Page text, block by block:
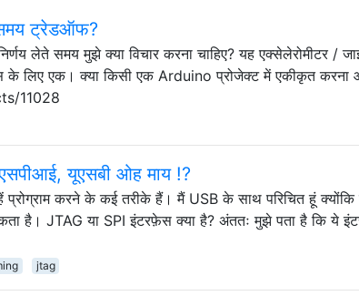
ट्रेडऑफ?
लेते समय मुझे क्या विचार करना चाहिए? यह एक्सेलेरोमीटर /
के लिए एक। क्या किसी एक Arduino प्रोजेक्ट में एकीकृत करना
11028
एसपीआई, यूएसबी ओह माय !?
प्रोग्राम करने के कई तरीके हैं। मैं USB के साथ परिचित हूं
है। JTAG या SPI इंटरफ़ेस क्या है? अंततः मुझे पता है कि ये
jtag